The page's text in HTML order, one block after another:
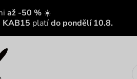
až -50 % ☀️
KAB15 platído pondělí 10.8.